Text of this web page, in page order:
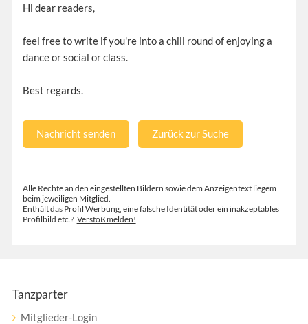
Hi dear readers,
feel free to write if you're into a chill round of enjoying a
dance or social or class.
Best regards.
Nachricht senden Zurück zur Suche
Alle Rechte an den eingestellten Bildern sowie dem Anzeigentext liegem
beim jeweiligen Mitglied.
Enthält das Profil Werbung, eine falsche Identität oder ein inakzeptables
Profilbild etc.? Verstoß melden!
Tanzparter
Mitglieder-Login